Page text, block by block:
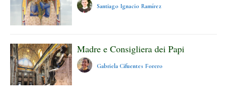
Santiago Ignacio Ramírez
Madre e Consigliera dei Papi
Gabriela Cifuentes Forero